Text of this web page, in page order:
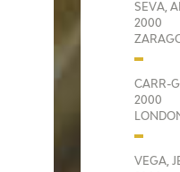
SEVA,
2000
CARR-
2000
VEGA,